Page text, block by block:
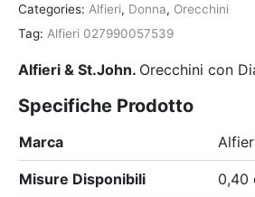
Categories: Alfieri, Donna, Orecchini
Tag: Alfieri 027990057539
Alfieri & St.John. Orecchini con
Specifiche Prodotto
Marca
Misure Disponibili 0,40